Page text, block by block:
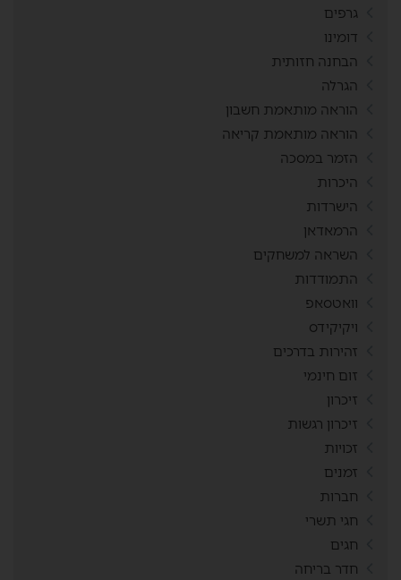
גרפים
דומינו
הבחנה חזותית
הגרלה
הוראה מותאמת חשבון
הוראה מותאמת קריאה
הזמר במסכה
היכרות
הישרדות
הרמאדאן
השראה למשחקים
התמודדות
וואטסאפ
ויקיקידס
זהירות בדרכים
זום חינמי
זיכרון
זיכרון רגשות
זכויות
זמנים
חברות
חגי תשרי
חגים
חדר בריחה